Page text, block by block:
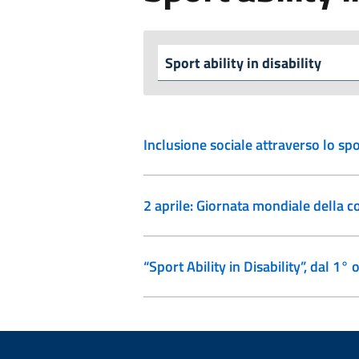
Inclusione sociale attraverso lo
2 aprile: Giornata mondiale della
“Sport Ability in Disability”, dal